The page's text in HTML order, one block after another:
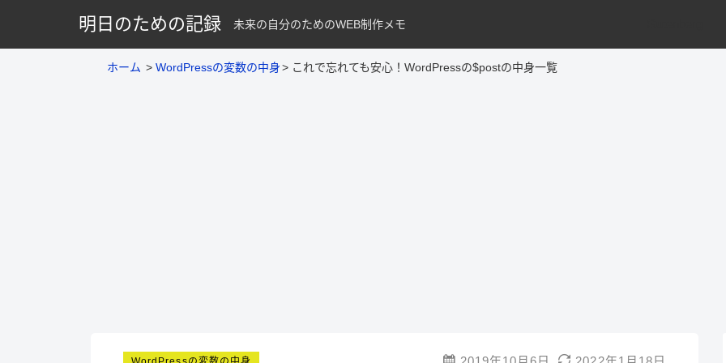
未来の自分のためのWEB制作メモ
明日のための記録
ホーム WordPressの変数の中身 これで忘れても安心！WordPressの$postの中身一覧